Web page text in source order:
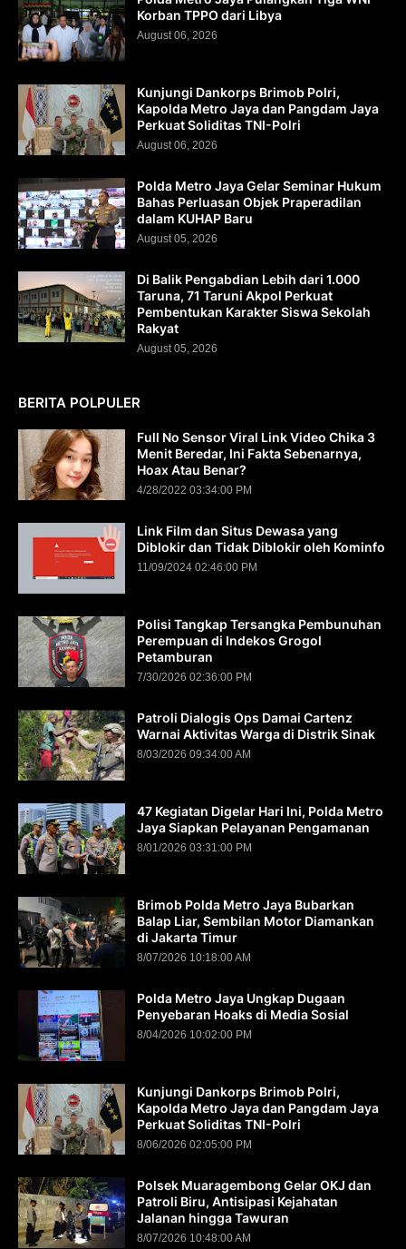
Korban TPPO dari Libya
August 06, 2026
Kunjungi Dankorps Brimob Polri,
Kapolda Metro Jaya dan Pangdam Jaya
Perkuat Soliditas TNI-Polri
August 06, 2026
Polda Metro Jaya Gelar Seminar Hukum
Bahas Perluasan Objek Praperadilan
dalam KUHAP Baru
August 05, 2026
Di Balik Pengabdian Lebih dari 1.000
Taruna, 71 Taruni Akpol Perkuat
Pembentukan Karakter Siswa Sekolah
Rakyat
August 05, 2026
BERITA POLPULER
Full No Sensor Viral Link Video Chika 3
Menit Beredar, Ini Fakta Sebenarnya,
Hoax Atau Benar?
4/28/2022 03:34:00 PM
Link Film dan Situs Dewasa yang
Diblokir dan Tidak Diblokir oleh Kominfo
11/09/2024 02:46:00 PM
Polisi Tangkap Tersangka Pembunuhan
Perempuan di Indekos Grogol
Petamburan
7/30/2026 02:36:00 PM
Patroli Dialogis Ops Damai Cartenz
Warnai Aktivitas Warga di Distrik Sinak
8/03/2026 09:34:00 AM
47 Kegiatan Digelar Hari Ini, Polda Metro
Jaya Siapkan Pelayanan Pengamanan
8/01/2026 03:31:00 PM
Brimob Polda Metro Jaya Bubarkan
Balap Liar, Sembilan Motor Diamankan
di Jakarta Timur
8/07/2026 10:18:00 AM
Polda Metro Jaya Ungkap Dugaan
Penyebaran Hoaks di Media Sosial
8/04/2026 10:02:00 PM
Kunjungi Dankorps Brimob Polri,
Kapolda Metro Jaya dan Pangdam Jaya
Perkuat Soliditas TNI-Polri
8/06/2026 02:05:00 PM
Polsek Muaragembong Gelar OKJ dan
Patroli Biru, Antisipasi Kejahatan
Jalanan hingga Tawuran
8/07/2026 10:48:00 AM